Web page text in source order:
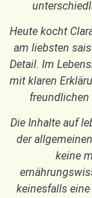
Heute kocht
am liebsten
Detail. Im
mit klaren
freundlichen
Die Inhalte auf
der
keine
keinesfalls